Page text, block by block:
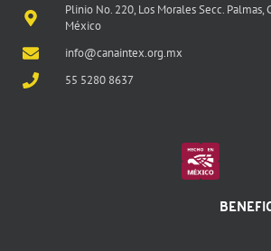
Plinio No. 220, Los Morales Secc. Palmas,
México
info@canaintex.org.mx
55 5280 8637